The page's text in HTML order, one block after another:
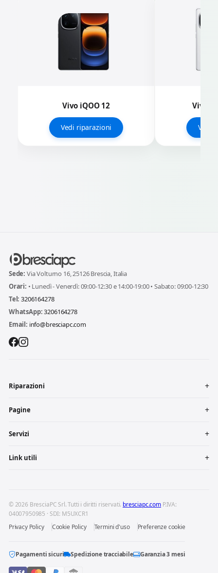
Vivo iQOO 12
Vedi riparazioni
Vivo
Vedi
Sede: Via Volturno 16, 25126 Brescia, Italia
Orari: • Lunedì - Venerdì: 09:00-12:30 e 14:00-19:00 • Sabato: 09:00-12:30
Tel: 3206164278
WhatsApp:3206164278
Email: info@bresciapc.com
Riparazioni
Pagine
Servizi
Link utili
© 2026 BresciaPC Srl. Tutti i diritti riservati. bresciapc.com P.IVA:
04007950985 · SDI: M5UXCR1
Privacy Policy
Cookie Policy Termini d'uso Preferenze cookie
Pagamenti sicuri Spedizione tracciabile Garanzia 3 mesi